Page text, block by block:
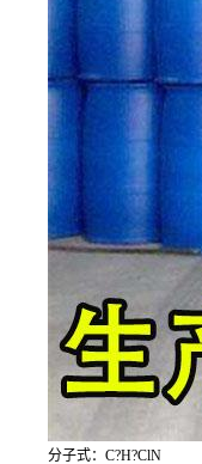
分子式：C?H?ClN